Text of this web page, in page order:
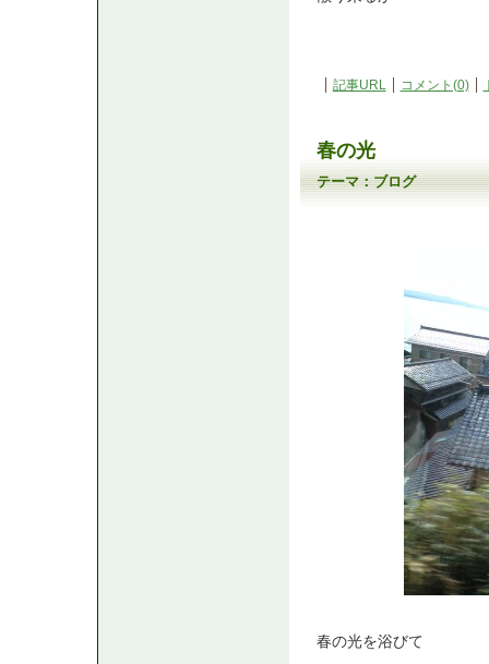
記事URL コメント(0)
春の光
テーマ：ブログ
春の光を浴びて